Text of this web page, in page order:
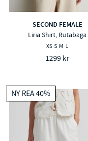
SECOND FEMALE
Liria Shirt, Rutabaga
XS S M L
1299 kr
NY REA 40%